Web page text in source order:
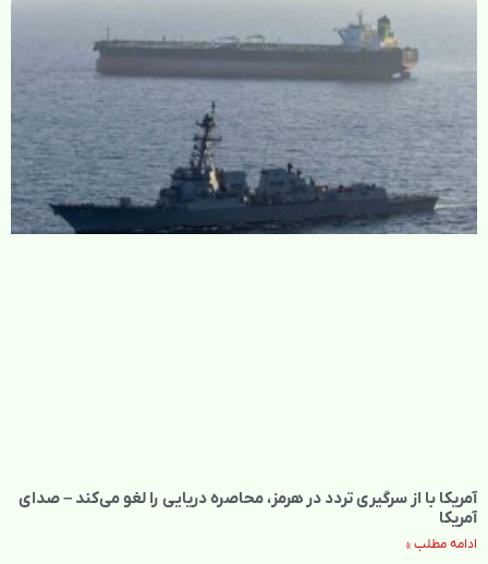
آمریکا با از سرگیری تردد در هرمز، محاصره دریایی را لغو می‌کند – صدای
آمریکا
ادامه مطلب »